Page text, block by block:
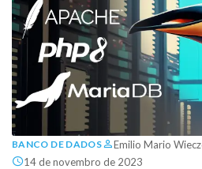
BANCO DE DADOS
Emilio Mario
14 de novembro de 2023